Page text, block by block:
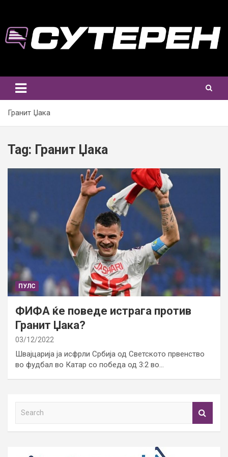
content
Гранит Џака
Tag: Гранит Џака
ПУЛС
ФИФА ќе поведе истрага против
Гранит Џака?
03/12/2022
Швајцарија ја исфрли Србија од Светското првенство
во фудбал во Катар со победа од 3:2 во…